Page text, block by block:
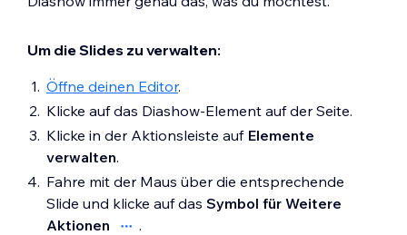
Klicke aufSymbol anpassenin der
Klicke auf Animiert.
Klicke auf dasSymbol für Hinzufügen
unterStart-Symbol.
Scrolle durch die verfügbaren Optionen
oder filtere nach:
Typ:Wähle eine einfache Vektorgrafik-
Shape oder ein App-Symbol.
getrennt an.
Position der Slide-Indikatoren:
Wähle, wo deine Indikatoren
Horizontale Diashow-
Ausrichtung:Zeige die
Um die Slides zu verwalten:
Öffne deinen Editor.
Klicke auf das Diashow-Element auf der Seite.
Klicke in der Aktionsleiste auf Elemente
verwalten.
Fahre mit der Maus über die entsprechende
Slide und klicke auf das Symbol für Weitere
Aktionen
.